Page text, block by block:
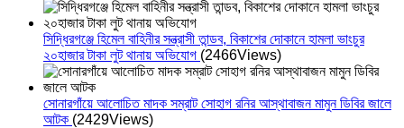
সিদ্ধিরগঞ্জে হিমেল বাহিনীর সন্ত্রাসী তান্ডব, বিকাশের দোকানে হামলা ভাংচুর
২০হাজার টাকা লুট থানায় অভিযোগ (2466Views)
সোনারগাঁয়ে আলোচিত মাদক সম্রাট সোহাগ রনির আস্থাবাজন মামুন ডিবির জালে
আটক (2429Views)